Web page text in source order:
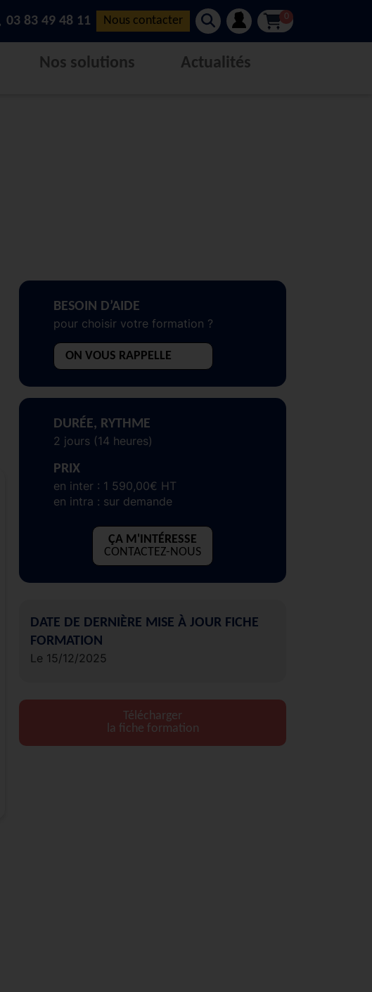
03 83 49 48 11 Nous contacter 0
Nos solutions Actualités
BESOIN D’AIDE
pour choisir votre formation ?
ON VOUS RAPPELLE
DURÉE, RYTHME
2 jours (14 heures)
PRIX
en inter : 1 590,00€ HT
en intra : sur demande
ÇA M'INTÉRESSE
CONTACTEZ-NOUS
DATE DE DERNIÈRE MISE À JOUR FICHE
FORMATION
Le 15/12/2025
Télécharger
la fiche formation